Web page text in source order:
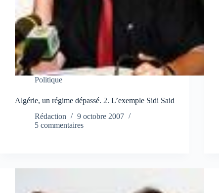
Politique
Algérie, un régime dépassé. 2. L’exemple Sidi Said
Rédaction
9 octobre 2007
5 commentaires